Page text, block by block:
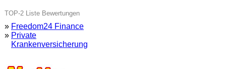
TOP-2 Liste Bewertungen
» Freedom24 Finance
» Private
Krankenversicherung